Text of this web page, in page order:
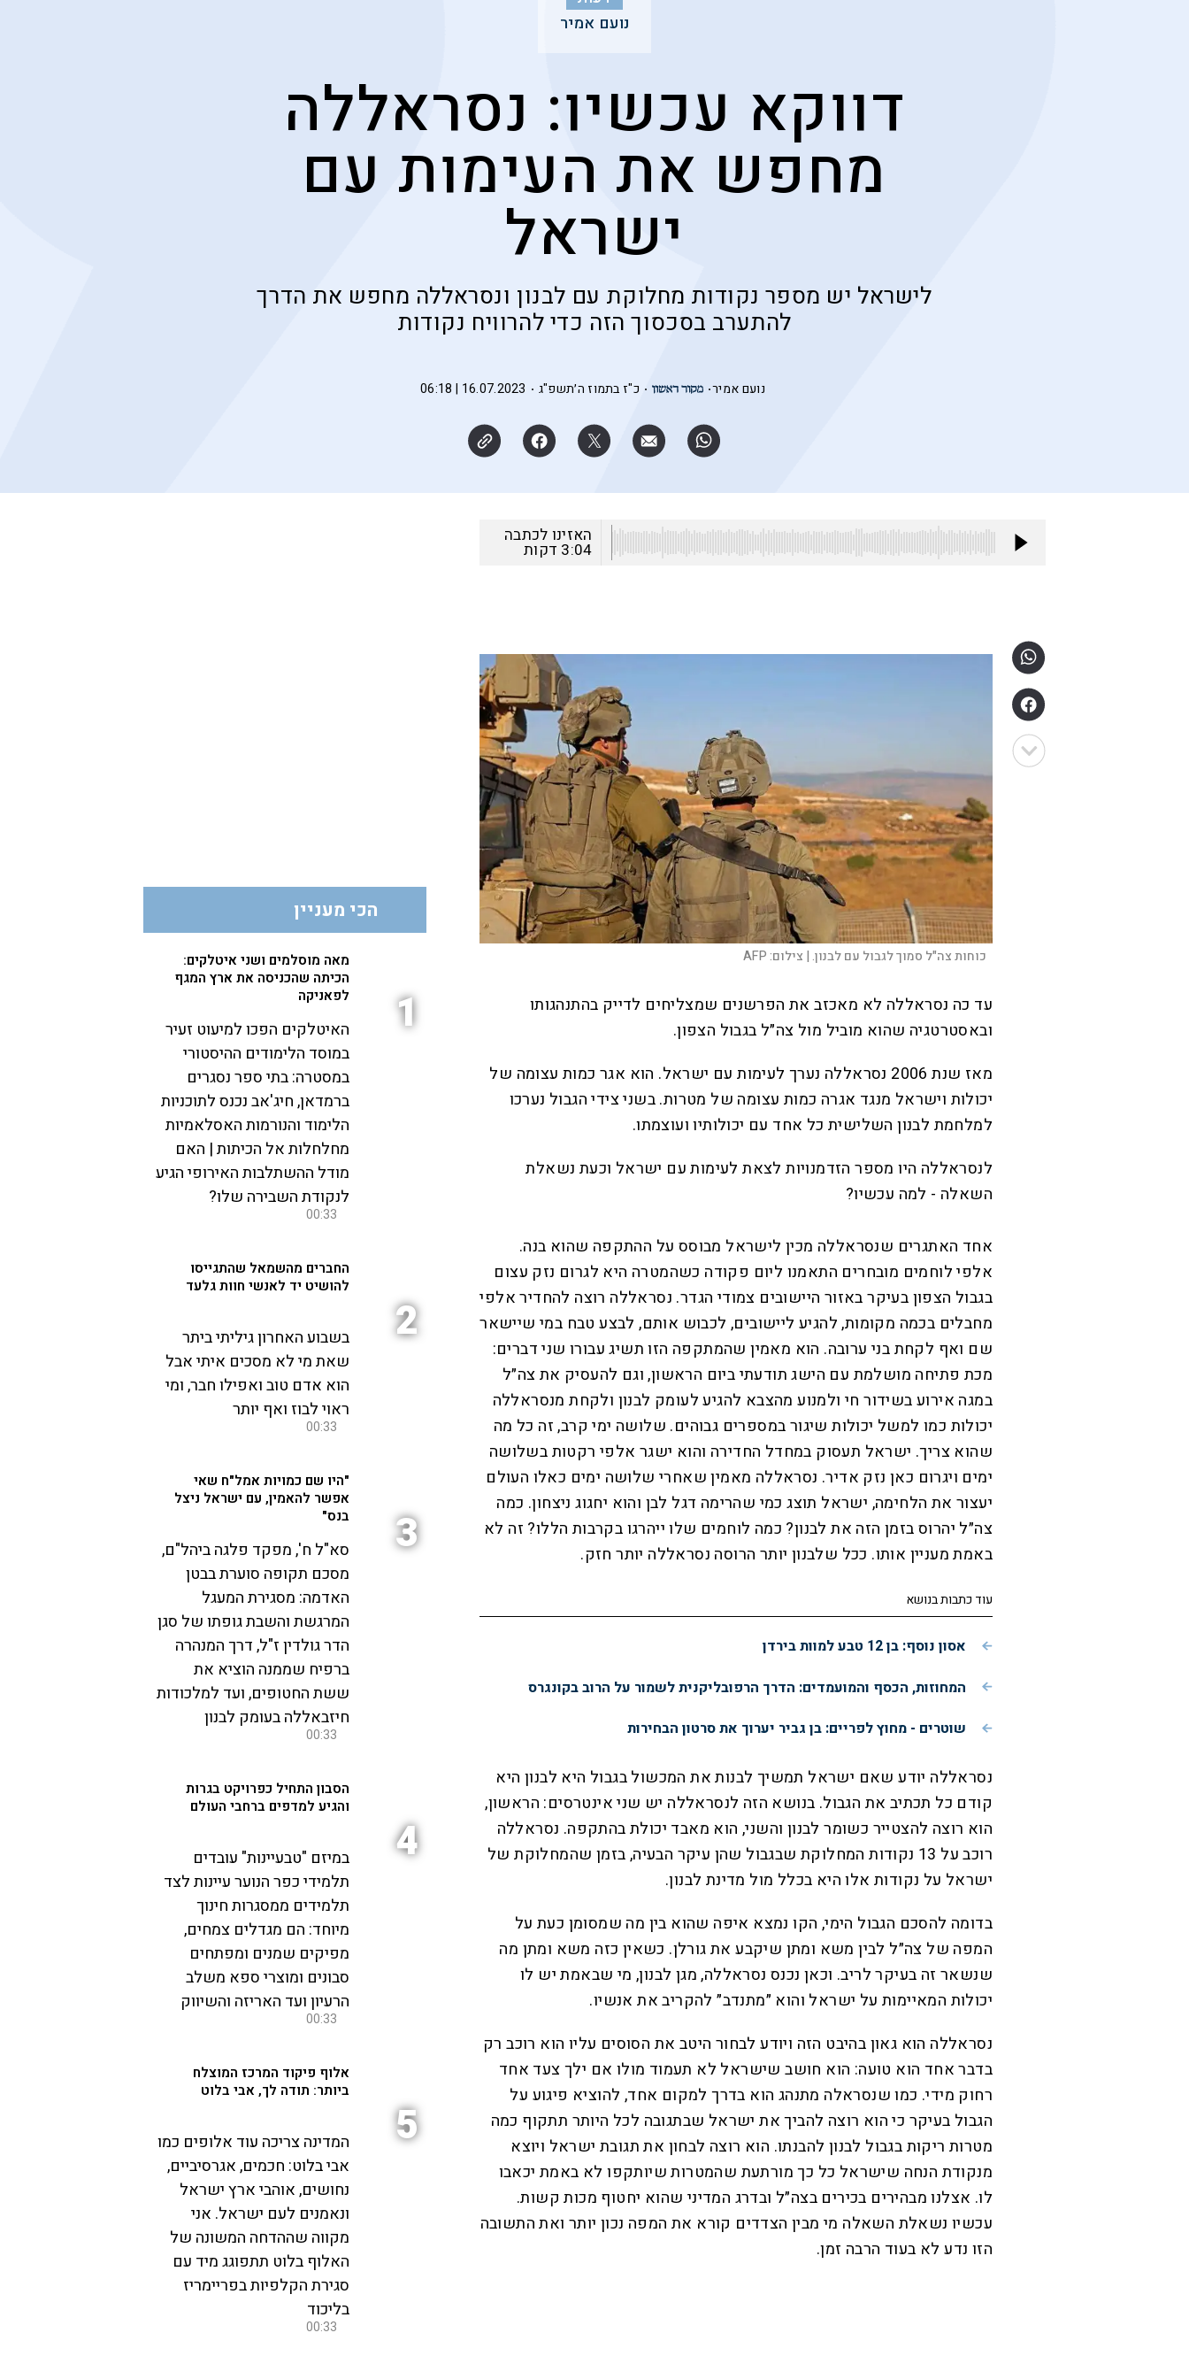
נועם אמיר
דווקא עכשיו: נסראללה
מחפש את העימות עם
ישראל
לישראל יש מספר נקודות מחלוקת עם לבנון ונסראללה מחפש את הדרך
להתערב בסכסוך הזה כדי להרוויח נקודות
נועם אמיר כ"ז בתמוז ה׳תשפ"ג 16.07.2023 | 06:18
האזינו לכתבה
3:04 דקות
כוחות צה"ל סמוך לגבול עם לבנון. | צילום:AFP
עד כה נסראללה לא מאכזב את הפרשנים שמצליחים לדייק בהתנהגותו
ובאסטרטגיה שהוא מוביל מול צה״ל בגבול הצפון.
מאז שנת 2006 נסראללה נערך לעימות עם ישראל. הוא אגר כמות עצומה של
יכולות וישראל מנגד אגרה כמות עצומה של מטרות. בשני צידי הגבול נערכו
למלחמת לבנון השלישית כל אחד עם יכולותיו ועוצמתו.
לנסראללה היו מספר הזדמנויות לצאת לעימות עם ישראל וכעת נשאלת
השאלה - למה עכשיו?
אחד האתגרים שנסראללה מכין לישראל מבוסס על ההתקפה שהוא בנה.
אלפי לוחמים מובחרים התאמנו ליום פקודה כשהמטרה היא לגרום נזק עצום
בגבול הצפון בעיקר באזור היישובים צמודי הגדר. נסראללה רוצה להחדיר אלפי
מחבלים בכמה מקומות, להגיע ליישובים, לכבוש אותם, לבצע טבח במי שיישאר
שם ואף לקחת בני ערובה. הוא מאמין שהמתקפה הזו תשיג עבורו שני דברים:
מכת פתיחה מושלמת עם הישג תודעתי ביום הראשון, וגם להעסיק את צה״ל
במגה אירוע בשידור חי ולמנוע מהצבא להגיע לעומק לבנון ולקחת מנסראללה
יכולות כמו למשל יכולות שיגור במספרים גבוהים. שלושה ימי קרב, זה כל מה
שהוא צריך. ישראל תעסוק במחדל החדירה והוא ישגר אלפי רקטות בשלושה
ימים ויגרום כאן נזק אדיר. נסראללה מאמין שאחרי שלושה ימים כאלו העולם
יעצור את הלחימה, ישראל תוצג כמי שהרימה דגל לבן והוא יחגוג ניצחון. כמה
צה״ל יהרוס בזמן הזה את לבנון? כמה לוחמים שלו ייהרגו בקרבות הללו? זה לא
באמת מעניין אותו. ככל שלבנון יותר הרוסה נסראללה יותר חזק.
עוד כתבות בנושא
אסון נוסף: בן 12 טבע למוות בירדן
המחוזות, הכסף והמועמדים: הדרך הרפובליקנית לשמור על הרוב בקונגרס
שוטרים - מחוץ לפריים: בן גביר יערוך את סרטון הבחירות
נסראללה יודע שאם ישראל תמשיך לבנות את המכשול בגבול היא לבנון היא
קודם כל תכתיב את הגבול. בנושא הזה לנסראללה יש שני אינטרסים: הראשון,
הוא רוצה להצטייר כשומר לבנון והשני, הוא מאבד יכולת בהתקפה. נסראללה
רוכב על 13 נקודות המחלוקת שבגבול שהן עיקר הבעיה, בזמן שהמחלוקת של
ישראל על נקודות אלו היא בכלל מול מדינת לבנון.
בדומה להסכם הגבול הימי, הקו נמצא איפה שהוא בין מה שמסומן כעת על
המפה של צה״ל לבין משא ומתן שיקבע את גורלן. כשאין כזה משא ומתן מה
שנשאר זה בעיקר לריב. וכאן נכנס נסראללה, מגן לבנון, מי שבאמת יש לו
יכולות המאיימות על ישראל והוא ״מתנדב״ להקריב את אנשיו.
נסראללה הוא גאון בהיבט הזה ויודע לבחור היטב את הסוסים עליו הוא רוכב רק
בדבר אחד הוא טועה: הוא חושב שישראל לא תעמוד מולו אם ילך צעד אחד
רחוק מידי. כמו שנסראלה מתנהג הוא בדרך למקום אחד, להוציא פיגוע על
הגבול בעיקר כי הוא רוצה להביך את ישראל שבתגובה לכל היותר תתקוף כמה
מטרות ריקות בגבול לבנון להבנתו. הוא רוצה לבחון את תגובת ישראל ויוצא
מנקודת הנחה שישראל כל כך מורתעת שהמטרות שיותקפו לא באמת יכאבו
לו. אצלנו מבהירים בכירים בצה״ל ובדרג המדיני שהוא יחטוף מכות קשות.
עכשיו נשאלת השאלה מי מבין הצדדים קורא את המפה נכון יותר ואת התשובה
הזו נדע לא בעוד הרבה זמן.
הכי מעניין
1
מאה מוסלמים ושני איטלקים:
הכיתה שהכניסה את ארץ המגף
לפאניקה
האיטלקים הפכו למיעוט זעיר
במוסד הלימודים ההיסטורי
במסטרה: בתי ספר נסגרים
ברמדאן, חיג'אב נכנס לתוכניות
הלימוד והנורמות האסלאמיות
מחלחלות אל הכיתות | האם
מודל ההשתלבות האירופי הגיע
לנקודת השבירה שלו?
00:33
2
החברים מהשמאל שהתגייסו
להושיט יד לאנשי חוות גלעד
בשבוע האחרון גיליתי ביתר
שאת מי לא מסכים איתי אבל
הוא אדם טוב ואפילו חבר, ומי
ראוי לבוז ואף יותר
00:33
3
"היו שם כמויות אמל"ח שאי
אפשר להאמין, עם ישראל ניצל
בנס"
סא"ל ח', מפקד פלגה ביהל"ם,
מסכם תקופה סוערת בבטן
האדמה: מסגירת המעגל
המרגשת והשבת גופתו של סגן
הדר גולדין ז"ל, דרך המנהרה
ברפיח שממנה הוציא את
ששת החטופים, ועד למלכודות
חיזבאללה בעומק לבנון
00:33
4
הסבון התחיל כפרויקט בגרות
והגיע למדפים ברחבי העולם
במיזם "טבעיינות" עובדים
תלמידי כפר הנוער עיינות לצד
תלמידים ממסגרות חינוך
מיוחד: הם מגדלים צמחים,
מפיקים שמנים ומפתחים
סבונים ומוצרי ספא משלב
הרעיון ועד האריזה והשיווק
00:33
5
אלוף פיקוד המרכז המוצלח
ביותר: תודה לך, אבי בלוט
המדינה צריכה עוד אלופים כמו
אבי בלוט: חכמים, אגרסיביים,
נחושים, אוהבי ארץ ישראל
ונאמנים לעם ישראל. אני
מקווה שההדחה המשונה של
האלוף בלוט תתפוגג מיד עם
סגירת הקלפיות בפריימריז
בליכוד
00:33